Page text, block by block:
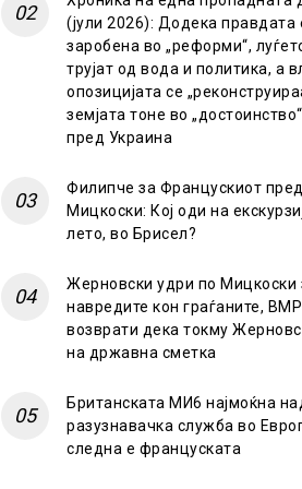
(јули 2026): Додека правдата
заробена во „реформи“,
трујат од вода и политика, а
опозицијата се
земјата тоне во
пред Украина
Филипче за Францускиот
Мицкоски: Кој оди на
лето, во Брисел?
Жерновски удри по Мицкоски
навредите кон граѓаните,
возврати дека токму
на државна сметка
Британската МИ6 најмоќна
разузнавачка служба во
следна е француската